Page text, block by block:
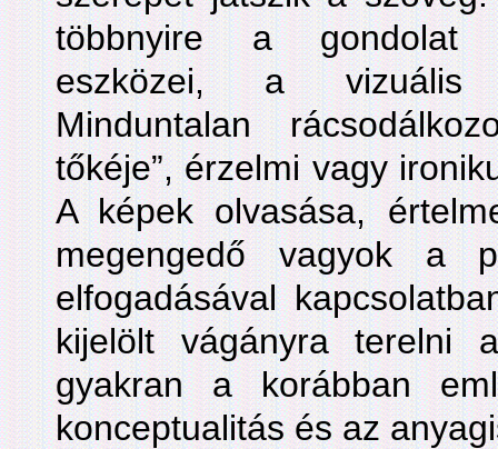
többnyire a gondolat
eszközei, a vizuális
Minduntalan
tőkéje”, érzelmi vagy
A képek olvasása,
megengedő vagyok a
elfogadásával
kijelölt vágányra terelni
gyakran a korábban
konceptualitás és az